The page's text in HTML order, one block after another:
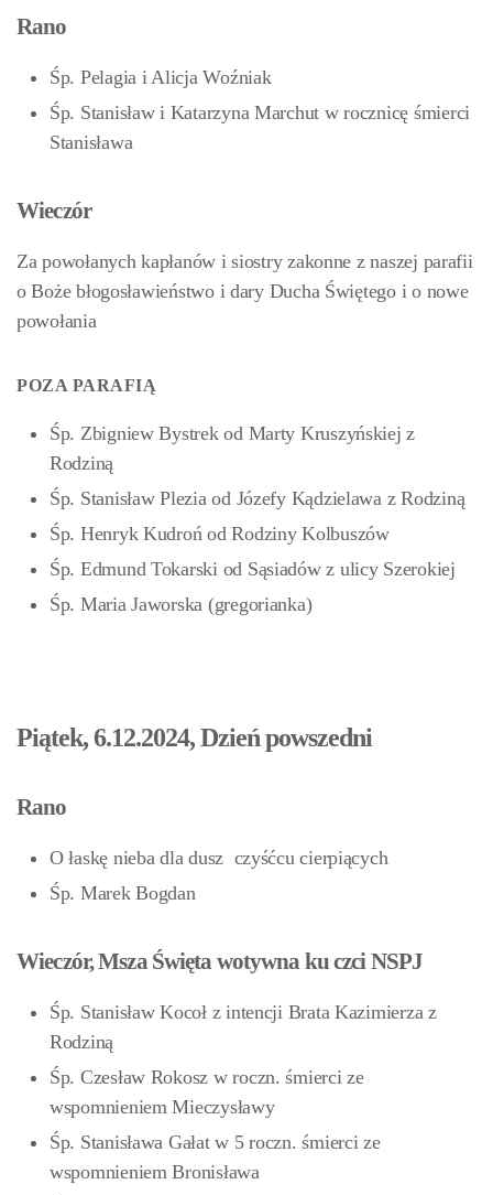
Rano
Śp. Pelagia i Alicja Woźniak
Śp. Stanisław i Katarzyna Marchut w rocznicę śmierci
Stanisława
Wieczór
Za powołanych kapłanów i siostry zakonne z naszej parafii
o Boże błogosławieństwo i dary Ducha Świętego i o nowe
powołania
POZA PARAFIĄ
Śp. Zbigniew Bystrek od Marty Kruszyńskiej z
Rodziną
Śp. Stanisław Plezia od Józefy Kądzielawa z Rodziną
Śp. Henryk Kudroń od Rodziny Kolbuszów
Śp. Edmund Tokarski od Sąsiadów z ulicy Szerokiej
Śp. Maria Jaworska (gregorianka)
Piątek, 6.12.2024, Dzień powszedni
Rano
O łaskę nieba dla dusz czyśćcu cierpiących
Śp. Marek Bogdan
Wieczór, Msza Święta wotywna ku czci NSPJ
Śp. Stanisław Kocoł z intencji Brata Kazimierza z
Rodziną
Śp. Czesław Rokosz w roczn. śmierci ze
wspomnieniem Mieczysławy
Śp. Stanisława Gałat w 5 roczn. śmierci ze
wspomnieniem Bronisława